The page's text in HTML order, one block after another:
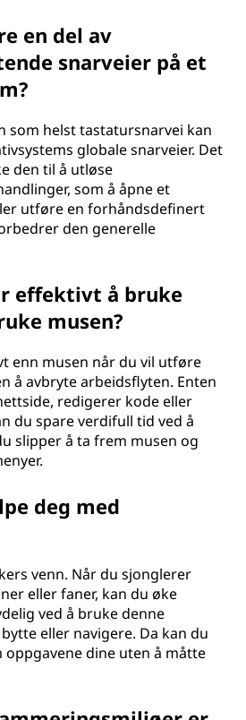
en del av
snarveier på et
som helst tastatursnarvei kan
globale snarveier. Det
den til å utløse
som å åpne et
utføre en forhåndsdefinert
den generelle
effektivt å bruke
musen?
enn musen når du vil utføre
å avbryte arbeidsflyten. Enten
redigerer kode eller
du spare verdifull tid ved å
slipper å ta frem musen og
deg med
venn. Når du sjonglerer
eller faner, kan du øke
ved å bruke denne
eller navigere. Da kan du
dine uten å måtte